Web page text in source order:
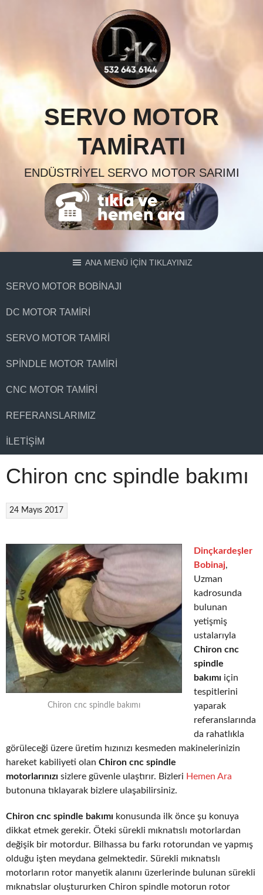
SERVO MOTOR
TAMIRATI
ENDÜSTRIYEL SERVO MOTOR SARIMI
ANA MENÜ İÇİN TIKLAYINIZ
SERVO MOTOR BOBINAJI
DC MOTOR TAMIRI
SERVO MOTOR TAMIRI
SPINDLE MOTOR TAMIRI
CNC MOTOR TAMIRI
REFERANSLARIMIZ
İLETIŞIM
Chiron cnc spindle bakımı
24 Mayıs 2017
Chiron cnc spindle bakımı
Dinçkardeşler
Bobinaj,
Uzman
kadrosunda
bulunan
yetişmiş
ustalarıyla
Chiron cnc
spindle
bakımı için
tespitlerini
yaparak
referanslarında
da rahatlıkla
görüleceği üzere üretim hızınızı kesmeden makinelerinizin
hareket kabiliyeti olan Chiron cnc spindle
motorlarınızı sizlere güvenle ulaştırır. Bizleri Hemen Ara
butonuna tıklayarak bizlere ulaşabilirsiniz.
Chiron cnc spindle bakımı konusunda ilk önce şu konuya
dikkat etmek gerekir. Öteki sürekli mıknatıslı motorlardan
değişik bir motordur. Bilhassa bu farkı rotorundan ve yapmış
olduğu işten meydana gelmektedir. Sürekli mıknatıslı
motorların rotor manyetik alanını üzerlerinde bulunan sürekli
mıknatıslar oluştururken Chiron spindle motorun rotor